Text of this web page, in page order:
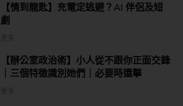
【情到龍匙】充電定逃避？AI 伴侶及短
劇
【辦公室政治術】小人從不跟你正面交鋒
｜三個特徵識別她們｜必要時還擊